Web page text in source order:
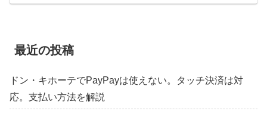
最近の投稿
ドン・キホーテでPayPayは使えない。タッチ決済は対
応。支払い方法を解説